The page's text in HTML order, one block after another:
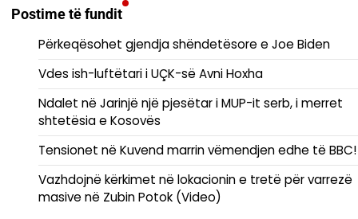
Postime të fundit
Përkeqësohet gjendja shëndetësore e Joe Biden
Vdes ish-luftëtari i UÇK-së Avni Hoxha
Ndalet në Jarinjë një pjesëtar i MUP-it serb, i merret
shtetësia e Kosovës
Tensionet në Kuvend marrin vëmendjen edhe të BBC!
Vazhdojnë kërkimet në lokacionin e tretë për varrezë
masive në Zubin Potok (Video)